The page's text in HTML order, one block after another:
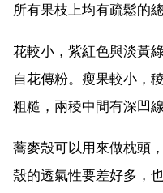
所有果枝上均有疏鬆的總
花較小，紫紅色與淡黃
自花傳粉。瘦果較小，
粗糙，兩稜中間有深凹
蕎麥殼可以用來做枕頭
殼的透氣性要差好多，